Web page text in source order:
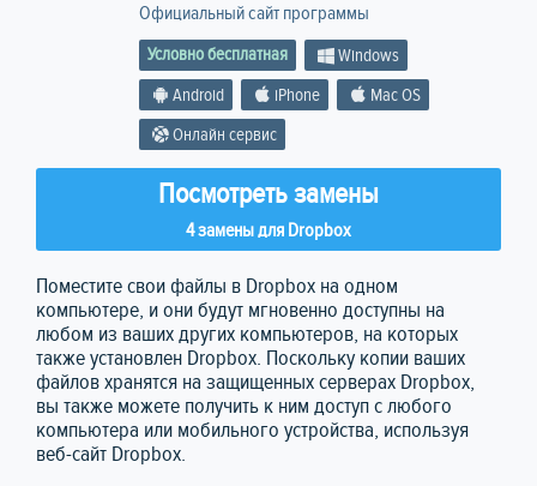
Официальный сайт программы
Условно бесплатная
Windows
Android
iPhone
Mac OS
Онлайн сервис
Посмотреть замены
4 замены для Dropbox
Поместите свои файлы в Dropbox на одном
компьютере, и они будут мгновенно доступны на
любом из ваших других компьютеров, на которых
также установлен Dropbox. Поскольку копии ваших
файлов хранятся на защищенных серверах Dropbox,
вы также можете получить к ним доступ с любого
компьютера или мобильного устройства, используя
веб-сайт Dropbox.